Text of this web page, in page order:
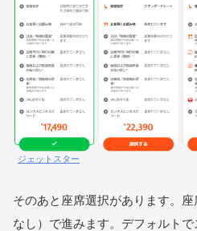
ジェットスター
そのあと座席選択があります。
なし）で進みます。デフォルト